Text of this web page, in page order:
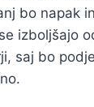
bo napak
izboljšajo
saj bo